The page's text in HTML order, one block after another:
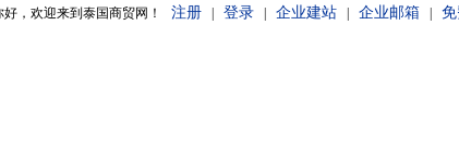
国商贸网！ 注册| 登录| 企业建站| 企业邮箱 免